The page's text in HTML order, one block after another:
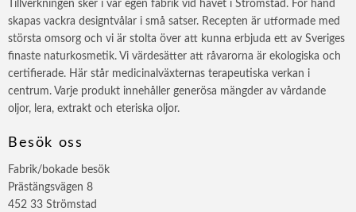
Tillverkningen sker i vår egen fabrik vid havet i Strömstad. För hand
skapas vackra designtvålar i små satser. Recepten är utformade med
största omsorg och vi är stolta över att kunna erbjuda ett av Sveriges
finaste naturkosmetik. Vi värdesätter att råvarorna är ekologiska och
certifierade. Här står medicinalväxternas terapeutiska verkan i
centrum. Varje produkt innehåller generösa mängder av vårdande
oljor, lera, extrakt och eteriska oljor.
Besök oss
Fabrik/bokade besök
Prästängsvägen 8
452 33 Strömstad